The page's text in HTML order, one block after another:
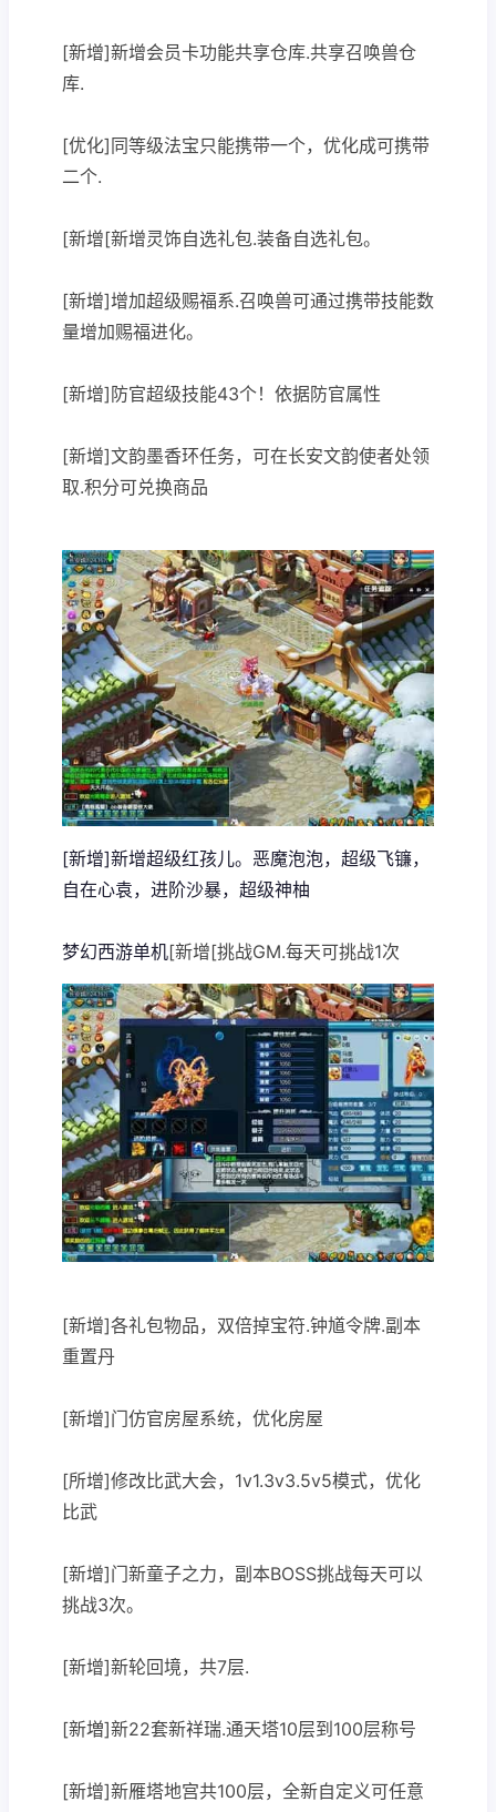
[新增]新增会员卡功能共享仓库.共享召唤兽仓
库.
[优化]同等级法宝只能携带一个，优化成可携带
二个.
[新增[新增灵饰自选礼包.装备自选礼包。
[新增]增加超级赐福系.召唤兽可通过携带技能数
量增加赐福进化。
[新增]防官超级技能43个！依据防官属性
[新增]文韵墨香环任务，可在长安文韵使者处领
取.积分可兑换商品
[新增]新增超级红孩儿。恶魔泡泡，超级飞镰，
自在心袁，进阶沙暴，超级神柚
梦幻西游单机[新增[挑战GM.每天可挑战1次
[新增]各礼包物品，双倍掉宝符.钟馗令牌.副本
重置丹
[新增]门仿官房屋系统，优化房屋
[所增]修改比武大会，1v1.3v3.5v5模式，优化
比武
[新增]门新童子之力，副本BOSS挑战每天可以
挑战3次。
[新增]新轮回境，共7层.
[新増]新22套新祥瑞.通天塔10层到100层称号
[新增]新雁塔地宫共100层，全新自定义可任意